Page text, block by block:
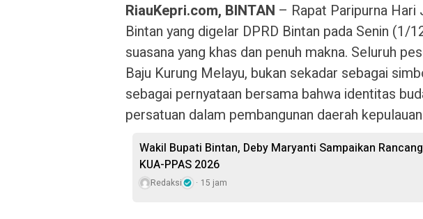
RiauKepri.com, BINTAN – Rapat Paripurna
Bintan yang digelar DPRD Bintan pada Senin (1/
suasana yang khas dan penuh makna. Seluruh
Baju Kurung Melayu, bukan sekadar sebagai
sebagai pernyataan bersama bahwa identitas
persatuan dalam pembangunan daerah
Wakil Bupati Bintan, Deby Maryanti Sampaikan
KUA-PPAS 2026
Redaksi 15 jam